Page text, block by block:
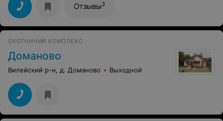
Отзывы3
ОХОТНИЧИЙ КОМПЛЕКС
Доманово
Вилейский р-н, д. Доманово Выходной